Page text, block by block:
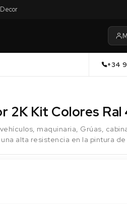
+34
2K Kit Colores Ral
maquinaria, Grúas,
alta resistencia en la pintura